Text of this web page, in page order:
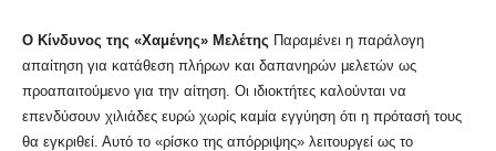
Ο Κίνδυνος της «Χαμένης» Μελέτης Παραμένει η παράλογη
απαίτηση για κατάθεση πλήρων και δαπανηρών μελετών ως
προαπαιτούμενο για την αίτηση. Οι ιδιοκτήτες καλούνται να
επενδύσουν χιλιάδες ευρώ χωρίς καμία εγγύηση ότι η πρότασή τους
θα εγκριθεί. Αυτό το «ρίσκο της απόρριψης» λειτουργεί ως το